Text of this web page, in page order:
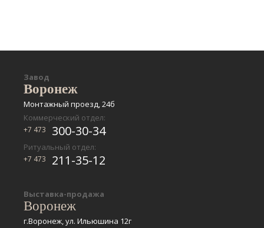
Завод
Воронеж
Монтажный проезд, 24б
Коммерческий отдел:
+7 473 300-30-34
Ритуальный отдел:
+7 473 211-35-12
Выставка-продажа
Воронеж
г.Воронеж, ул. Ильюшина 12г